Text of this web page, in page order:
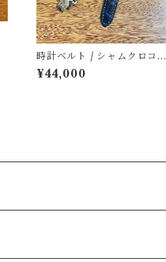
時計ベルト / シャムクロコダ
イル・ネイビー竹腑・手縫
い 18mm-16mm ボンベ
バネ棒 クイックリリース
¥44,000